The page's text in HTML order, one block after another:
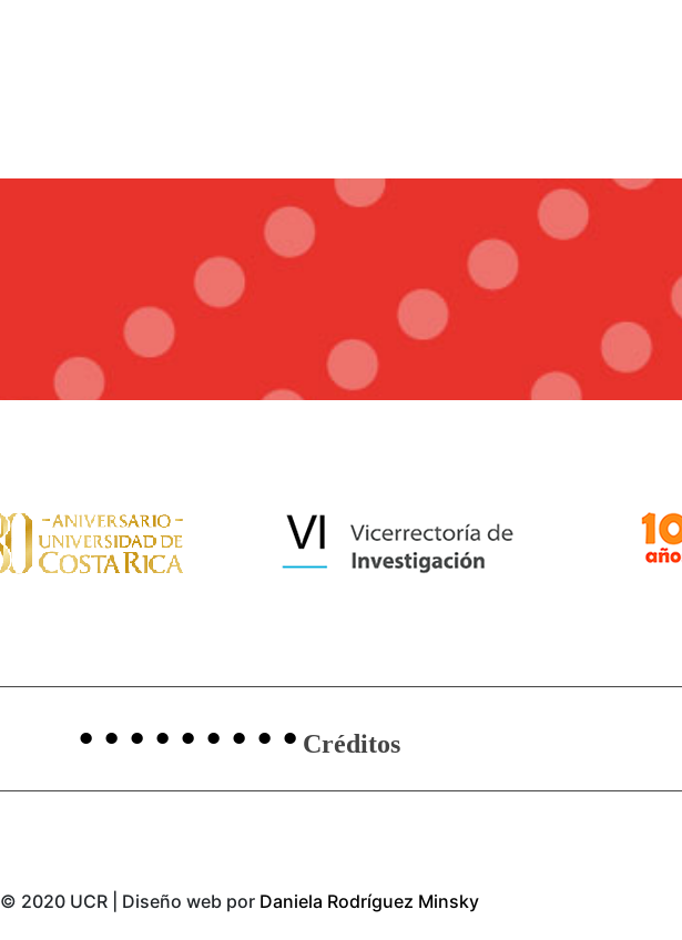
Créditos
© 2020 UCR | Diseño web por Daniela Rodríguez Minsky